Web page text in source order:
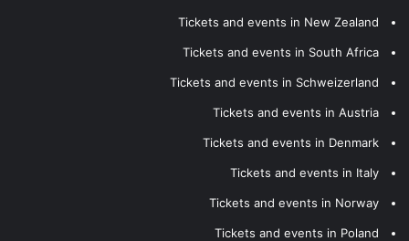
Tickets and events in New Zealand
Tickets and events in South Africa
Tickets and events in Schweizerland
Tickets and events in Austria
Tickets and events in Denmark
Tickets and events in Italy
Tickets and events in Norway
Tickets and events in Poland